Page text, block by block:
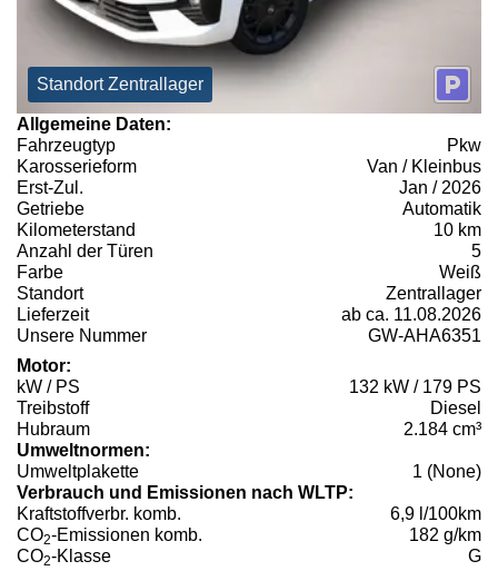
Standort Zentrallager
Allgemeine Daten:
Fahrzeugtyp
Pkw
Karosserieform
Van / Kleinbus
Erst-Zul.
Jan / 2026
Getriebe
Automatik
Kilometerstand
10 km
Anzahl der Türen
5
Farbe
Weiß
Standort
Zentrallager
Lieferzeit
ab ca. 11.08.2026
Unsere Nummer
GW-AHA6351
Motor:
kW / PS
132 kW / 179 PS
Treibstoff
Diesel
Hubraum
2.184 cm³
Umweltnormen:
Umweltplakette
1 (None)
Verbrauch und Emissionen nach WLTP:
Kraftstoffverbr. komb.
6,9 l/100km
CO2-Emissionen komb.
182 g/km
CO2-Klasse G